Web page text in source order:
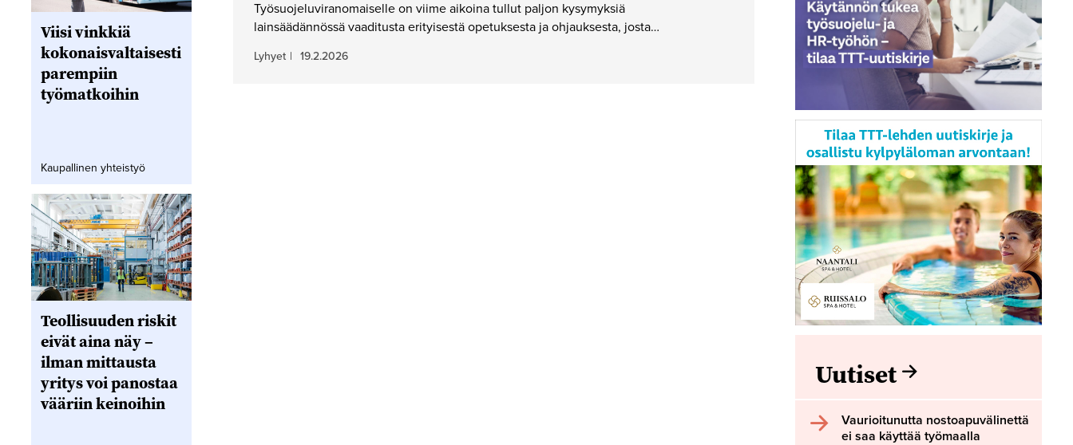
Työsuojeluviranomaiselle on viime aikoina tullut paljon kysymyksiä
lainsäädännössä vaaditusta erityisestä opetuksesta ja ohjauksesta, josta…
Lyhyet | 19.2.2026
Viisi vinkkiä
kokonaisvaltaisesti
parempiin
työmatkoihin
Kaupallinen yhteistyö
Teollisuuden riskit
eivät aina näy –
ilman mittausta
yritys voi panostaa
vääriin keinoihin
Uutiset
Vaurioitunutta nostoapuvälinettä
ei saa käyttää työmaalla